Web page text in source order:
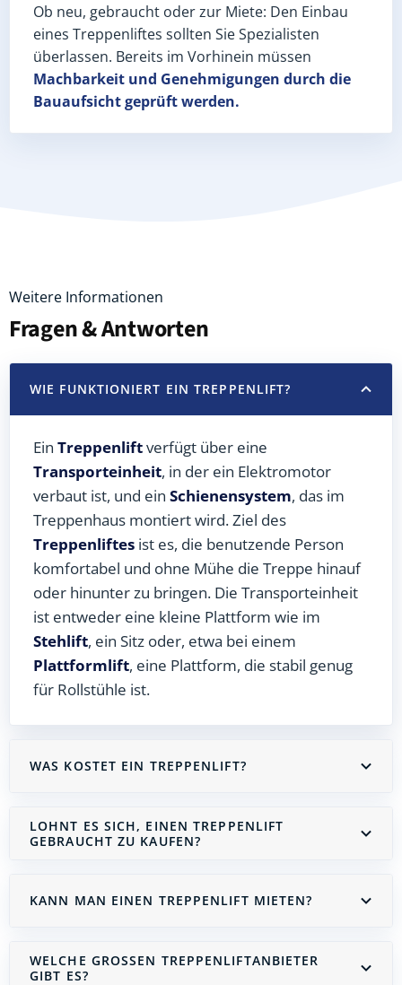
Ob neu, gebraucht oder zur Miete: Den Einbau
eines Treppenliftes sollten Sie Spezialisten
überlassen. Bereits im Vorhinein müssen
Machbarkeit und Genehmigungen durch die
Bauaufsicht geprüft werden.
Weitere Informationen
Fragen & Antworten
WIE FUNKTIONIERT EIN TREPPENLIFT?
Ein Treppenliftverfügt über eine
Transporteinheit, in der ein Elektromotor
verbaut ist, und ein Schienensystem, das im
Treppenhaus montiert wird. Ziel des
Treppenliftes ist es, die benutzende Person
komfortabel und ohne Mühe die Treppe hinauf
oder hinunter zu bringen. Die Transporteinheit
ist entweder eine kleine Plattform wie im
Stehlift, ein Sitz oder, etwa bei einem
Plattformlift, eine Plattform, die stabil genug
für Rollstühle ist.
WAS KOSTET EIN TREPPENLIFT?
LOHNT ES SICH, EINEN TREPPENLIFT
GEBRAUCHT ZU KAUFEN?
KANN MAN EINEN TREPPENLIFT MIETEN?
WELCHE GROSSEN TREPPENLIFTANBIETER G
IBT ES?